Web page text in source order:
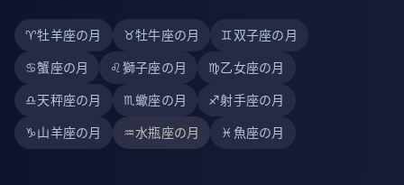
♈牡羊座の月 ♉牡牛座の月 ♊双子座の月
♋蟹座の月 ♌獅子座の月 ♍乙女座の月
♎天秤座の月 ♏蠍座の月 ♐射手座の月
♑山羊座の月 ♒水瓶座の月 ♓ 魚座の月